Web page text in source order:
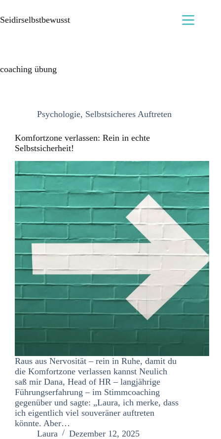
Seidirselbstbewusst
coaching übung
Psychologie, Selbstsicheres Auftreten
Komfortzone verlassen: Rein in echte
Selbstsicherheit!
Raus aus Nervosität – rein in Ruhe, damit du
die Komfortzone verlassen kannst Neulich
saß mir Dana, Head of HR – langjährige
Führungserfahrung – im Stimmcoaching
gegenüber und sagte: „Laura, ich merke, dass
ich eigentlich viel souveräner auftreten
könnte. Aber…
Laura
Dezember 12, 2025